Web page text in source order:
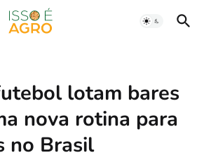
lotam bares
nova rotina para
no Brasil